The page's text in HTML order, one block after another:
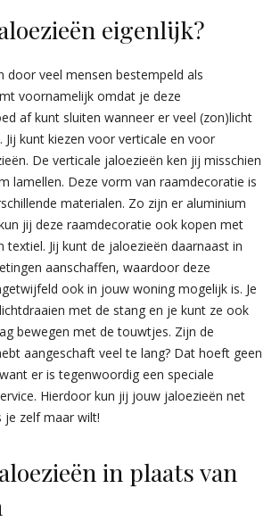
eigenlijk?
door veel mensen bestempeld als
voornamelijk omdat je deze
af kunt sluiten wanneer er veel (zon)licht
Jij kunt kiezen voor verticale en voor
De verticale jaloezieën ken jij misschien
lamellen. Deze vorm van raamdecoratie is
materialen. Zo zijn er aluminium
jij deze raamdecoratie ook kopen met
Jij kunt de jaloezieën daarnaast in
aanschaffen, waardoor deze
ook in jouw woning mogelijk is. Je
met de stang en je kunt ze ook
bewegen met de touwtjes. Zijn de
aangeschaft veel te lang? Dat hoeft geen
er is tegenwoordig een speciale
Hierdoor kun jij jouw jaloezieën net
je zelf maar wilt!
in plaats van